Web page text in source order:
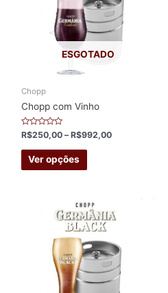
ESGOTADO
Chopp
Chopp com Vinho
Avaliação
0
de
R$250,00 –R$992,00
Ver opções
This
product
multiple
variants.
The
options
may